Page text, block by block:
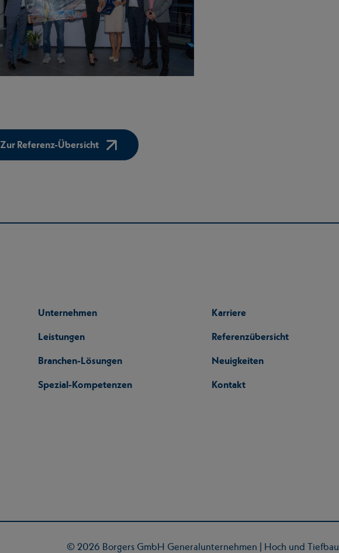
Zur Referenz-Übersicht
Unternehmen
Leistungen
Branchen-Lösungen
Spezial-Kompetenzen
Karriere
Referenzübersicht
Neuigkeiten
Kontakt
© 2026 Borgers GmbH Generalunternehmen | Hoch und Tiefbau